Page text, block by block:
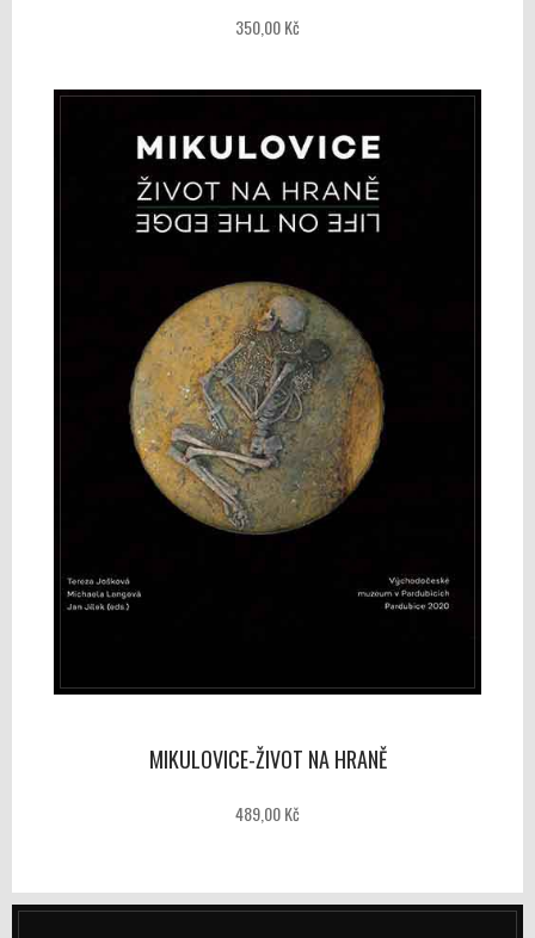
350,00 Kč
MIKULOVICE-ŽIVOT NA HRANĚ
489,00 Kč